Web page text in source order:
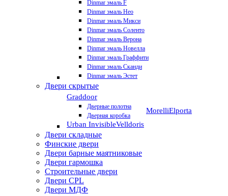
Dinmar эмаль F
Dinmar эмаль Нео
Dinmar эмаль Микси
Dinmar эмаль Соленто
Dinmar эмаль Верона
Dinmar эмаль Новелла
Dinmar эмаль Граффити
Dinmar эмаль Сканди
Dinmar эмаль Эстет
Двери скрытые
Graddoor
Дверные полотна
Дверная коробка
Urban InvisibleVelldoris
MorelliElporta
Двери складные
Финские двери
Двери барные маятниковые
Двери гармошка
Строительные двери
Двери CРL
Двери МДФ